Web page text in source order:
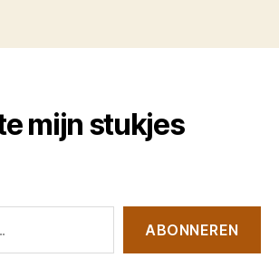
mijn stukjes
ABONNEREN